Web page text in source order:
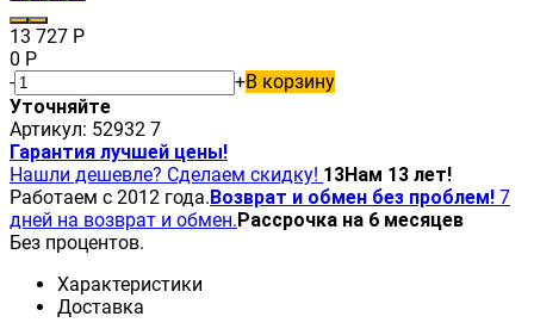
13 727 Р
0 Р
-
+В корзину
Уточняйте
Артикул: 52932 7
Гарантия лучшей цены!
Нашли дешевле? Сделаем скидку! 13Нам 13 лет!
Работаем с 2012 года.Возврат и обмен без проблем! 7
дней на возврат и обмен.Рассрочка на 6 месяцев
Без процентов.
Характеристики
Доставка